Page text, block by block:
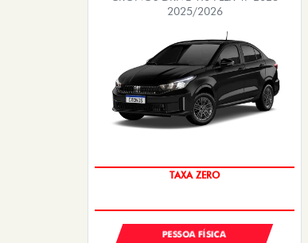
2025/2026
COM USADO NA TROCA
PESSOA FÍSICA